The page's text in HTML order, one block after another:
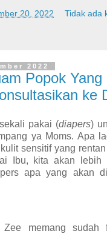
20, 2022 Tidak ada
2022
Popok Yang
ke
pakai (diapers)
ya Moms. Apa
sensitif yang
Ibu, kita akan lebih
apa yang akan
Zee memang sudah